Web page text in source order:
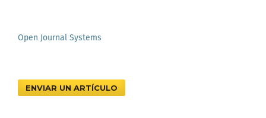
Open Journal Systems
ENVIAR UN ARTÍCULO